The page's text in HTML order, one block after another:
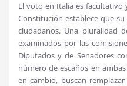
El voto en Italia es
Constitución establece que
ciudadanos. Una pluralidad
examinados por las
Diputados y de Senadores
número de escaños en
en cambio, buscan